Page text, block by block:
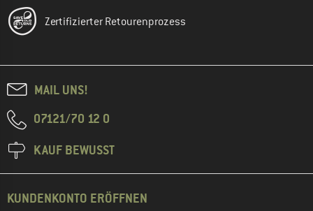
Zertifizierter Retourenprozess
MAIL UNS!
07121/70 12 0
KAUF BEWUSST
KUNDENKONTO ERÖFFNEN